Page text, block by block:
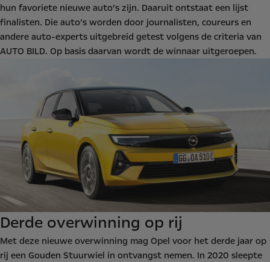
hun favoriete nieuwe auto’s zijn. Daaruit ontstaat een lijst
finalisten. Die auto’s worden door journalisten, coureurs en
andere auto-experts uitgebreid getest volgens de criteria van
AUTO BILD. Op basis daarvan wordt de winnaar uitgeroepen.
Derde overwinning op rij
Met deze nieuwe overwinning mag Opel voor het derde jaar op
rij een Gouden Stuurwiel in ontvangst nemen. In 2020 sleepte